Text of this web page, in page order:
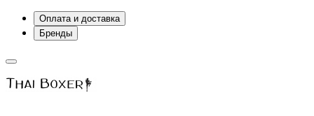
Оплата и доставка
Бренды